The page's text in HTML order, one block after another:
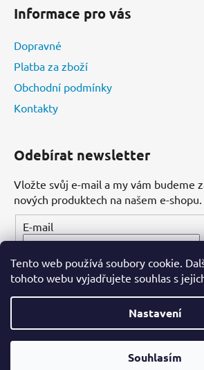
Tento web používá soubory cookie.
tohoto webu vyjadřujete souhlas s
Nastavení
Souhlasím
Informace pro vás
Dopravné
Platba za zboží
Obchodní podmínky
Kontakty
Odebírat newsletter
Vložte svůj e-mail a my vám budeme
nových produktech na našem e-shopu.
E-mail
PŘIHLÁSIT SE
Vytvořil Shoptet
Dental-ordinace.cz